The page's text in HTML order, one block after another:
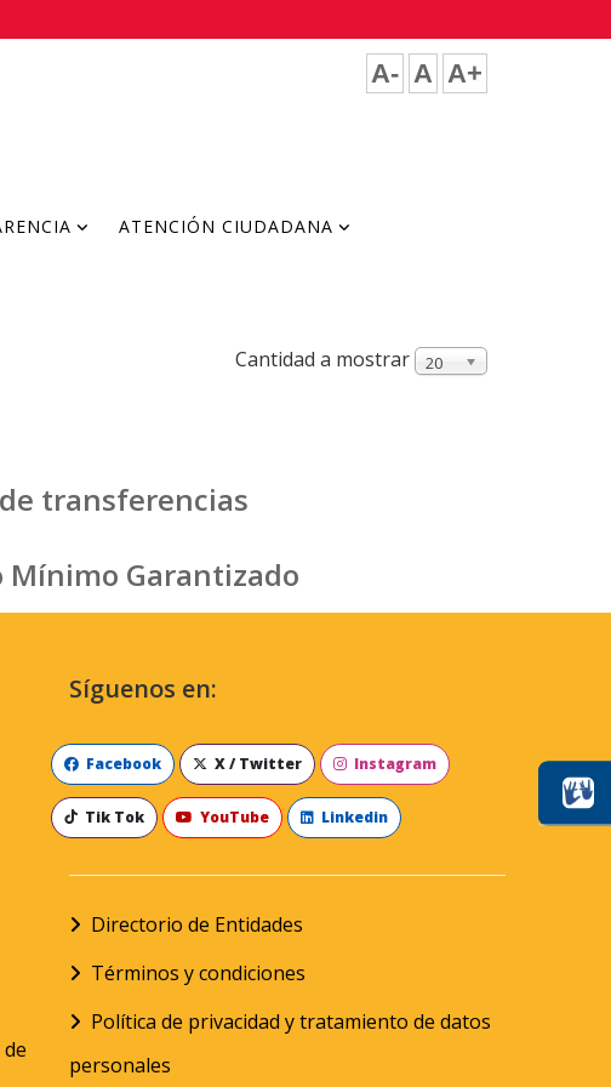
A- A A+
ATENCIÓN CIUDADANA
Cantidad a mostrar 20
transferencias
Mínimo Garantizado
Síguenos en:
Facebook X / Twitter Instagram
Tik Tok YouTube Linkedin
Directorio de Entidades
Términos y condiciones
Política de privacidad y tratamiento de datos
personales